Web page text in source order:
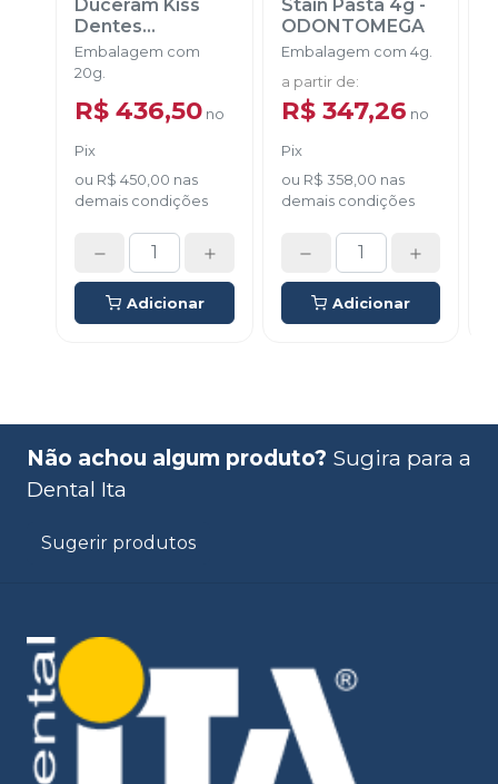
Duceram Kiss
Dentes
Clareados-
DENTSPLY
Embalagem com
20g.
R$ 436,50 no
Pix
ou R$ 450,00 nas
demais condições
Adicionar
Stain Pasta 4g -
ODONTOMEGA
Embalagem com 4g.
a partir de:
R$ 347,26 no
Pix
ou R$ 358,00 nas
demais condições
Adicionar
Não achou algum produto? Sugira para a
Dental Ita
Sugerir produtos